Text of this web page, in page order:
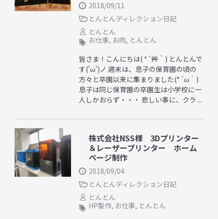
2018/09/11
とんとんディレクション日記
とんとん
お仕事, お肉, とんとん
皆さま！こんにちは( *´艸｀) とんとんで
す('ω')ノ 週末は、息子の保育園の頃の
方々と卒園以来に集まりました(*´ω｀)
息子は同じ保育園の卒園生は小学校に一
人しかおらず・・・ 悲しい事に、クラ ...
株式会社NSS様 3Dプリンター
＆レーザープリンター ホーム
ページ制作
2018/09/04
とんとんディレクション日記
とんとん
HP製作, お仕事, とんとん